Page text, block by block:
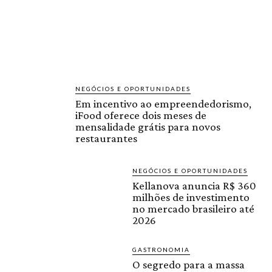
NEGÓCIOS E OPORTUNIDADES
Em incentivo ao empreendedorismo,
iFood oferece dois meses de
mensalidade grátis para novos
restaurantes
NEGÓCIOS E OPORTUNIDADES
Kellanova anuncia R$ 360
milhões de investimento
no mercado brasileiro até
2026
GASTRONOMIA
O segredo para a massa